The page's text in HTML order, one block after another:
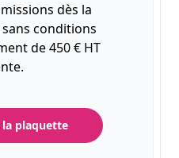
dès la
conditions
de 450 € HT
la plaquette